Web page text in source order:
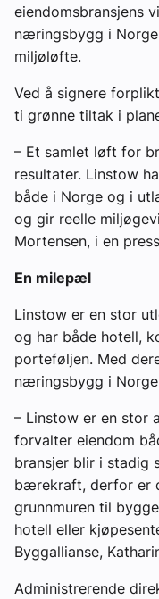
Nyheter
Aktuelle prosjekter
eiendomsbransjens
næringsbygg i
miljøløfte.
Ved å signere
ti grønne tiltak i
– Et samlet løft for
resultater. Linstow
både i Norge og i
og gir reelle
Mortensen, i en
En milepæl
Linstow er en stor
og har både hotell,
porteføljen. Med
næringsbygg i
– Linstow er en stor
forvalter eiendom
bransjer blir i stadig
bærekraft, derfor er
grunnmuren til
hotell eller
Byggallianse,
Administrerende